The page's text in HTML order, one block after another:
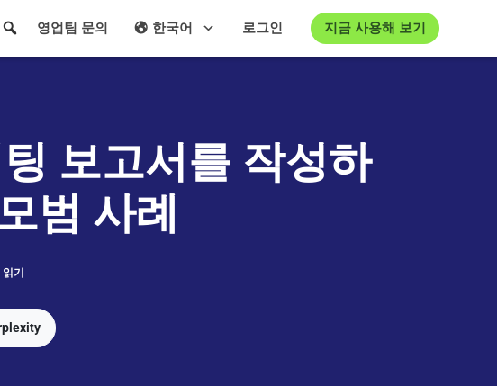
지금 사용해 보기
로그인
한국어
영업팀 문의
보고서를 작성하
범 사례
기